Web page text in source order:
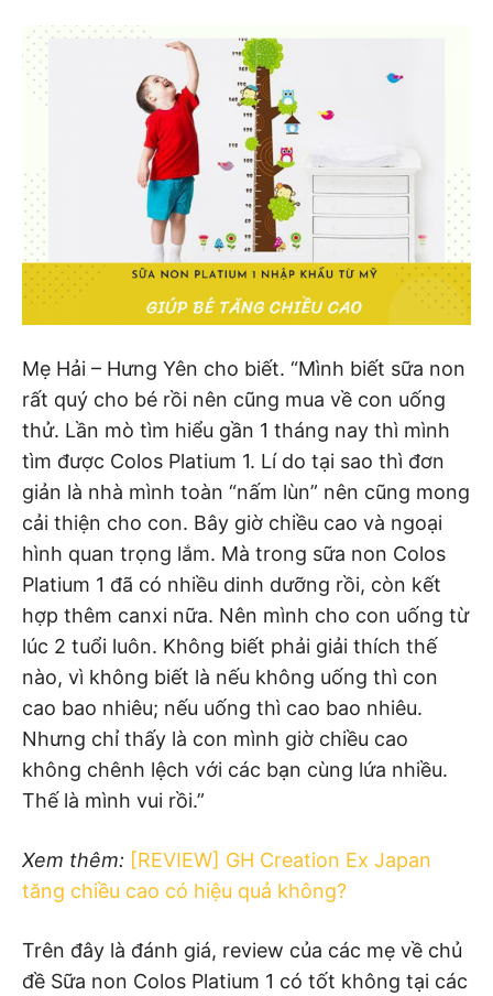
Mẹ Hải – Hưng Yên cho biết. “Mình biết sữa non
rất quý cho bé rồi nên cũng mua về con uống
thử. Lần mò tìm hiểu gần 1 tháng nay thì mình
tìm được Colos Platium 1. Lí do tại sao thì đơn
giản là nhà mình toàn “nấm lùn” nên cũng mong
cải thiện cho con. Bây giờ chiều cao và ngoại
hình quan trọng lắm. Mà trong sữa non Colos
Platium 1 đã có nhiều dinh dưỡng rồi, còn kết
hợp thêm canxi nữa. Nên mình cho con uống từ
lúc 2 tuổi luôn. Không biết phải giải thích thế
nào, vì không biết là nếu không uống thì con
cao bao nhiêu; nếu uống thì cao bao nhiêu.
Nhưng chỉ thấy là con mình giờ chiều cao
không chênh lệch với các bạn cùng lứa nhiều.
Thế là mình vui rồi.”
Xem thêm: [REVIEW] GH Creation Ex Japan
tăng chiều cao có hiệu quả không?
Trên đây là đánh giá, review của các mẹ về chủ
đề Sữa non Colos Platium 1 có tốt không tại các